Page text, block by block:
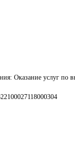
Оказание услуг по